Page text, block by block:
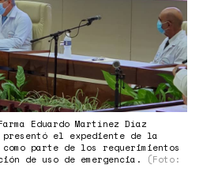
Eduardo Martínez Díaz
el expediente de la
como parte de los requerimientos
de uso de emergencia.
(Foto: